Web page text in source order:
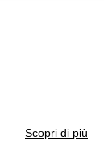
Scopri di più